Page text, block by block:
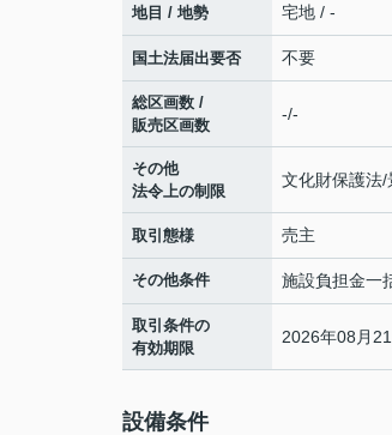
地目 / 地勢 宅地 / -
国土法届出要否 不要
総区画数 /
販売区画数
-/-
その他
法令上の制限
文化財保護法
取引態様 売主
その他条件 施設負担金一
取引条件の
有効期限
2026年08月
設備条件